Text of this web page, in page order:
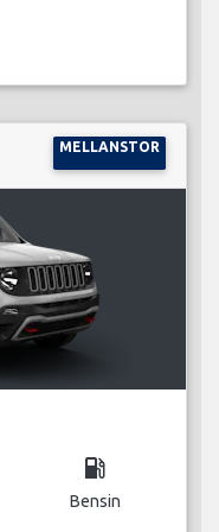
MELLANSTOR
local_gas_station
Bensin